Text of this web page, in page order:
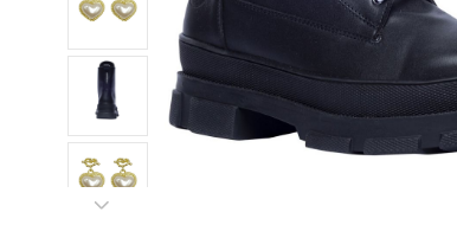
Joyería y relojes
Juegos y juguetes
Libros, revistas y comics
Películas, series de tv y música
Otras categorías
Bebidas
Súpermercado